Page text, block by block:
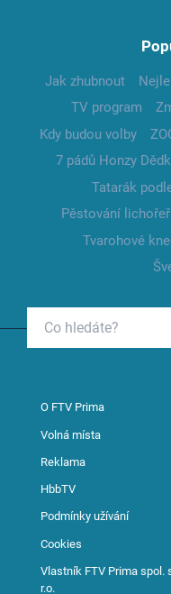
Jak zhubnout
TV program
Kdy budou volby
7 pádů Honzy
Tatarák
Pěstování
Tvarohové
O FTV Prima
Volná místa
Reklama
HbbTV
Podmínky užívání
Cookies
Vlastník FTV Prima spol.
r.o.